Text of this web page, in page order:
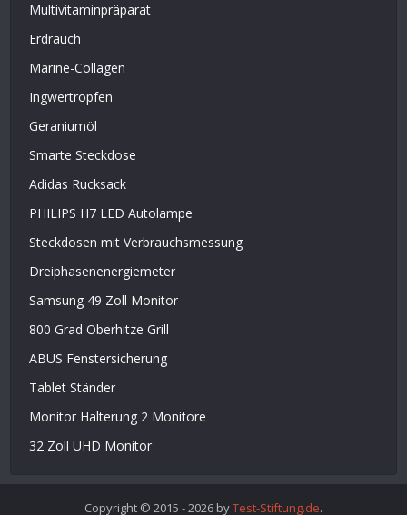
Multivitaminpräparat
Erdrauch
Marine-Collagen
Ingwertropfen
Geraniumöl
Smarte Steckdose
Adidas Rucksack
PHILIPS H7 LED Autolampe
Steckdosen mit Verbrauchsmessung
Dreiphasenenergiemeter
Samsung 49 Zoll Monitor
800 Grad Oberhitze Grill
ABUS Fenstersicherung
Tablet Ständer
Monitor Halterung 2 Monitore
32 Zoll UHD Monitor
Copyright © 2015 - 2026 byTest-Stiftung.de.